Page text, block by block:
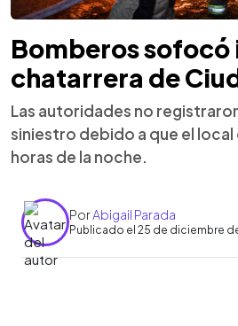
Bomberos sofocó
chatarrera de
Las autoridades no
siniestro debido a que el local
horas de la noche.
PorAbigail Parada
Publicado el 25 de diciembre